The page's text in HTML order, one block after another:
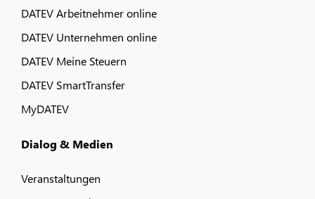
DATEV Arbeitnehmer online
DATEV Unternehmen online
DATEV Meine Steuern
DATEV SmartTransfer
MyDATEV
Dialog & Medien
Veranstaltungen